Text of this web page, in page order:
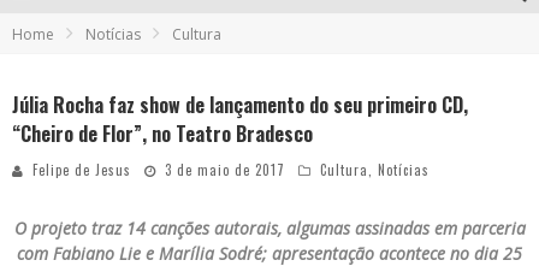
Home Notícias Cultura
Júlia Rocha faz show de lançamento do seu primeiro CD,
“Cheiro de Flor”, no Teatro Bradesco
Felipe de Jesus 3 de maio de 2017 Cultura Notícias
O projeto traz 14 canções autorais, algumas assinadas em parceria
com Fabiano Lie e Marília Sodré; apresentação acontece no dia 25